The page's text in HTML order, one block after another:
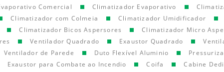
Comercial Climatizador Evaporativo
Climatizador com Colmeia Climatizador Umidificador
Climatizador Bicos Aspersores Climatizador Micro
Ventilador Quadrado Exaustor Quadrado
Ventilador de Parede Duto Flexível Aluminio
Exaustor para Combate ao Incendio Coifa Cabine